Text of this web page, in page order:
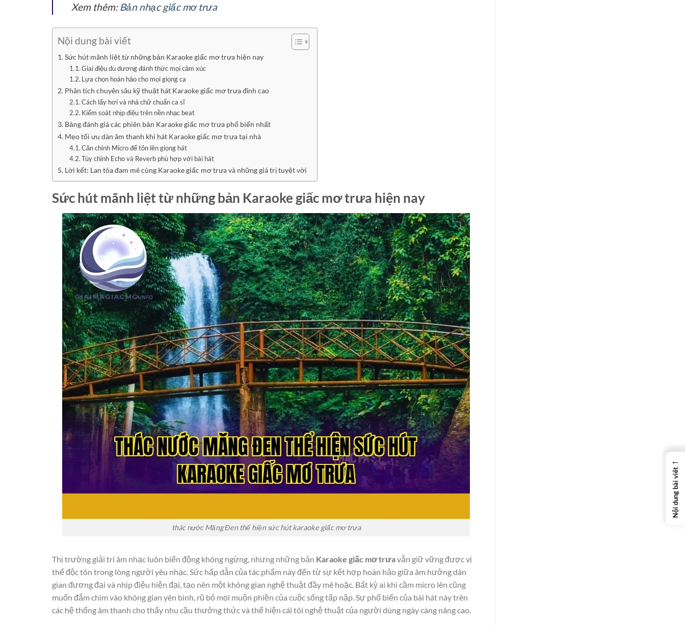
Xem thêm: Bản nhạc giấc mơ trưa
Nội dung bài viết
Sức hút mãnh liệt từ những bản Karaoke giấc mơ trưa hiện nay
Giai điệu du dương đánh thức mọi cảm xúc
Lựa chọn hoàn hảo cho mọi giọng ca
Phân tích chuyên sâu kỹ thuật hát Karaoke giấc mơ trưa đỉnh cao
Cách lấy hơi và nhả chữ chuẩn ca sĩ
Kiểm soát nhịp điệu trên nền nhạc beat
Bảng đánh giá các phiên bản Karaoke giấc mơ trưa phổ biến nhất
Mẹo tối ưu dàn âm thanh khi hát Karaoke giấc mơ trưa tại nhà
Căn chỉnh Micro để tôn lên giọng hát
Tùy chỉnh Echo và Reverb phù hợp với bài hát
Lời kết: Lan tỏa đam mê cùng Karaoke giấc mơ trưa và những giá trị tuyệt vời
Sức hút mãnh liệt từ những bản Karaoke giấc mơ trưa hiện nay
thác nước Măng Đen thể hiện sức hút karaoke giấc mơ trưa
Thị trường giải trí âm nhạc luôn biến động không ngừng, nhưng những bản Karaoke giấc mơ trưavẫn giữ vững được vị
thế độc tôn trong lòng người yêu nhạc. Sức hấp dẫn của tác phẩm này đến từ sự kết hợp hoàn hảo giữa âm hưởng dân
gian đương đại và nhịp điệu hiện đại, tạo nên một không gian nghệ thuật đầy mê hoặc. Bất kỳ ai khi cầm micro lên cũng
muốn đắm chìm vào không gian yên bình, rũ bỏ mọi muộn phiền của cuộc sống tấp nập. Sự phổ biến của bài hát này trên
các hệ thống âm thanh cho thấy nhu cầu thưởng thức và thể hiện cái tôi nghệ thuật của người dùng ngày càng nâng cao.
←
Nội dung bài viết